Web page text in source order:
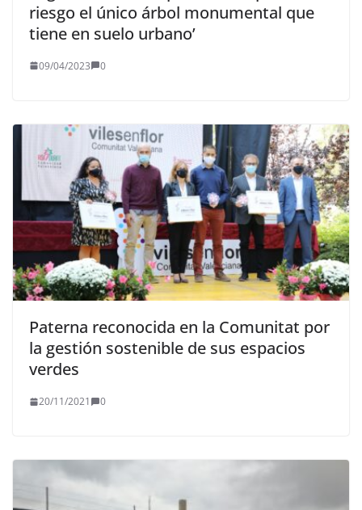
riesgo el único árbol monumental que
tiene en suelo urbano’
09/04/2023 0
Paterna reconocida en la Comunitat por
la gestión sostenible de sus espacios
verdes
20/11/2021 0